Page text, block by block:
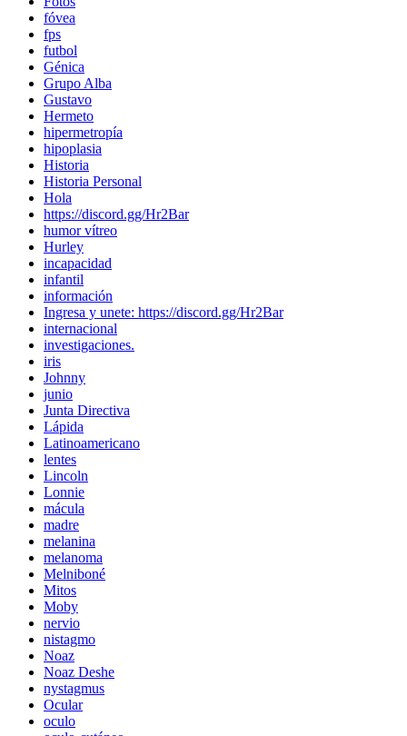
fóvea
fps
futbol
Génica
Grupo Alba
Gustavo
Hermeto
hipermetropía
hipoplasia
Historia
Historia Personal
Hola
https://discord.gg/Hr2Bar
humor vítreo
Hurley
incapacidad
infantil
información
Ingresa y unete: https://discord.gg/Hr2Bar
internacional
investigaciones.
iris
Johnny
junio
Junta Directiva
Lápida
Latinoamericano
lentes
Lincoln
Lonnie
mácula
madre
melanina
melanoma
Melniboné
Mitos
Moby
nervio
nistagmo
Noaz
Noaz Deshe
nystagmus
Ocular
oculo